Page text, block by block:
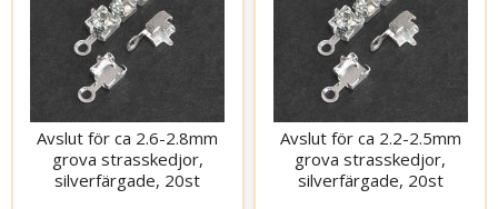
Avslut för ca 2.6-2.8mm
grova strasskedjor,
silverfärgade, 20st
Avslut för ca 2.2-2.5mm
grova strasskedjor,
silverfärgade, 20st